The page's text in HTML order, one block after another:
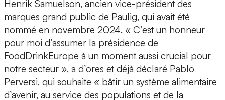
Henrik Samuelson, ancien vice-président des
marques grand public de Paulig, qui avait été
nommé en novembre 2024. « C’est un honneur
pour moi d’assumer la présidence de
FoodDrinkEurope à un moment aussi crucial pour
notre secteur », a d’ores et déjà déclaré Pablo
Perversi, qui souhaite « bâtir un système alimentaire
d’avenir, au service des populations et de la